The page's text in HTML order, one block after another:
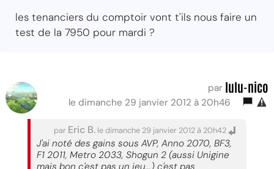
les tenanciers du comptoir vont t'ils nous faire un
test de la 7950 pour mardi ?
par lulu-nico
le dimanche 29 janvier 2012 à 20h46
par Eric B. le dimanche 29 janvier 2012 à 20h42
J'ai noté des gains sous AVP, Anno 2070, BF3,
F1 2011, Metro 2033, Shogun 2 (aussi Unigine
mais bon c'est pas un jeu...) c'est pas